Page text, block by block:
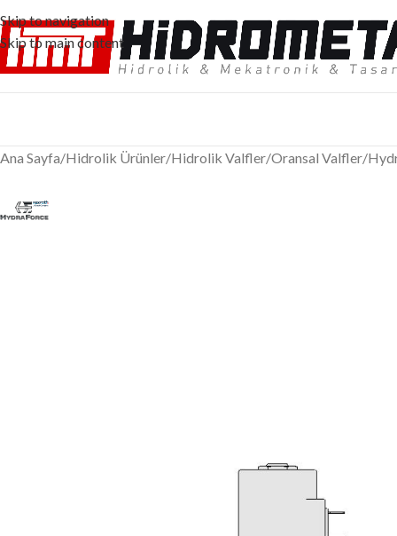
Skip to navigation
Skip to main content
Ana Sayfa/Hidrolik Ürünler/Hidrolik Valfler/Oransal Valfler/